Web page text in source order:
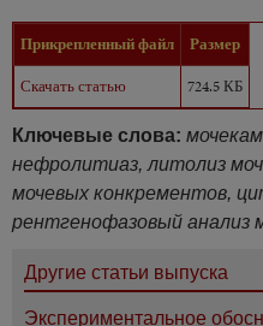
Прикрепленный файл
Размер
Скачать статью
724.5 КБ
Ключевые слова:
нефролитиаз, литолиз
мочевых конкрементов,
рентгенофазовый анализ
Другие статьи выпуска
Экспериментальное